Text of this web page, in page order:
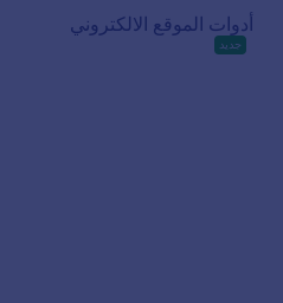
أدوات الموقع الالكتروني
جديد